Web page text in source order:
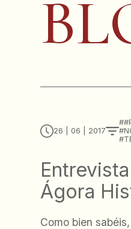
26 | 06 | 2017
Ágora
Como bien